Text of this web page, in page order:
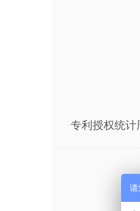
专利授权统计
请